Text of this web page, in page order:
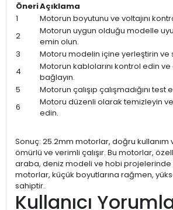
ÖneriAçıklama
1
Motorun boyutunu ve voltajını
2
Motorun uygun olduğu modelle
emin olun.
3
Motoru modelin içine yerleştirin ve
4
Motorun kablolarını kontrol edin
bağlayın.
5
Motorun çalışıp çalışmadığını test
6
Motoru düzenli olarak temizleyin ve
edin.
Sonuç: 25.2mm motorlar, doğru kullanım
ömürlü ve verimli çalışır. Bu motorlar,
araba, deniz modeli ve hobi projelerinde
motorlar, küçük boyutlarına rağmen,
sahiptir.
Kullanıcı